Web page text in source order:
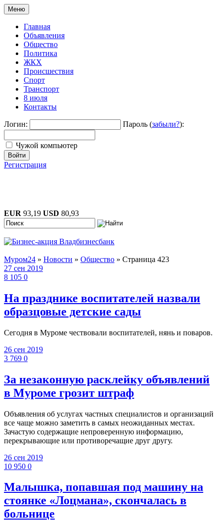
Меню
Главная
Объявления
Общество
Политика
ЖКХ
Происшествия
Спорт
Транспорт
8 июля
Контакты
Логин: Пароль (забыли?):
Чужой компьютер
Войти
Регистрация
EUR 93,19 USD 80,93
Муром24 » Новости » Общество » Страница 423
27 сен 2019
8 105 0
На празднике воспитателей назвали
образцовые детские сады
Сегодня в Муроме чествовали воспитателей, нянь и поваров.
26 сен 2019
3 769 0
За незаконную расклейку объявлений
в Муроме грозит штраф
Объявления об услугах частных специалистов и организаций
все чаще можно заметить в самых неожиданных местах.
Зачастую содержащие непроверенную информацию,
перекрывающие или противоречащие друг другу.
26 сен 2019
10 950 0
Малышка, попавшая под машину на
стоянке «Лоцмана», скончалась в
больнице